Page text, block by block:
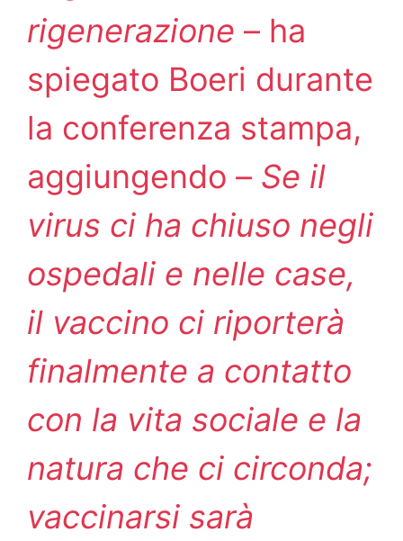
rigenerazione – ha
spiegato Boeri durante
la conferenza stampa,
aggiungendo – Se il
virus ci ha chiuso negli
ospedali e nelle case,
il vaccino ci riporterà
finalmente a contatto
con la vita sociale e la
natura che ci circonda;
vaccinarsi sarà